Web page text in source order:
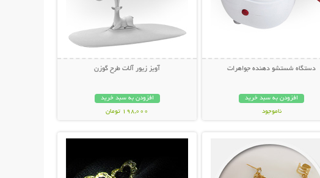
دستگاه شستشو دهنده جواهرات
افزودن به سبد خرید
ناموجود
آویز زیور آلات طرح گوزن
افزودن به سبد خرید
198,000 تومان